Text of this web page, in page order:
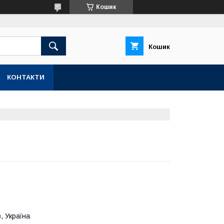
Кошик
Кошик
КОНТАКТИ
Україна